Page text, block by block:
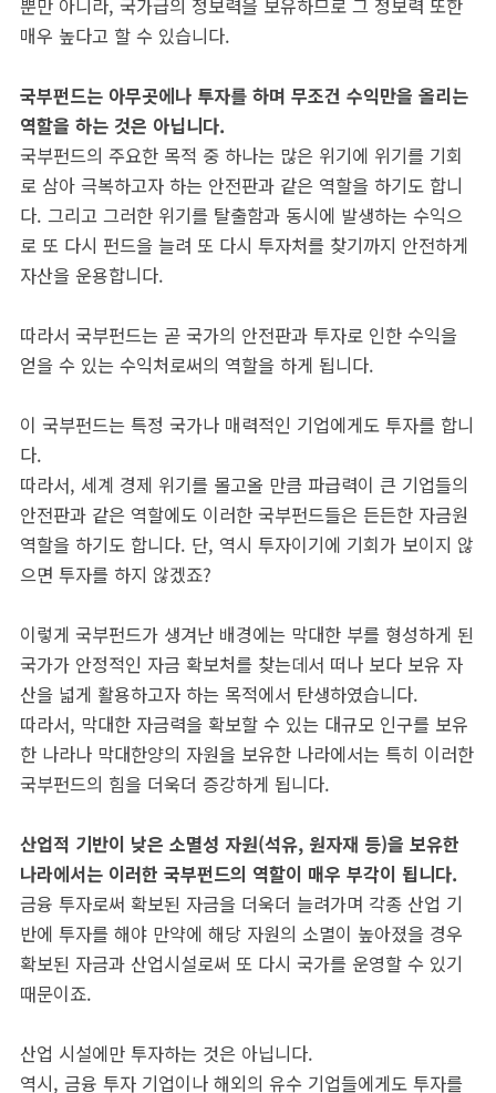
뿐만 아니라, 국가급의 정보력을 보유하므로 그 정보력 또한
매우 높다고 할 수 있습니다.
국부펀드는 아무곳에나 투자를 하며 무조건 수익만을 올리는
역할을 하는 것은 아닙니다.
국부펀드의 주요한 목적 중 하나는 많은 위기에 위기를 기회
로 삼아 극복하고자 하는 안전판과 같은 역할을 하기도 합니
다. 그리고 그러한 위기를 탈출함과 동시에 발생하는 수익으
로 또 다시 펀드을 늘려 또 다시 투자처를 찾기까지 안전하게
자산을 운용합니다.
따라서 국부펀드는 곧 국가의 안전판과 투자로 인한 수익을
얻을 수 있는 수익처로써의 역할을 하게 됩니다.
이 국부펀드는 특정 국가나 매력적인 기업에게도 투자를 합니
다.
따라서, 세계 경제 위기를 몰고올 만큼 파급력이 큰 기업들의
안전판과 같은 역할에도 이러한 국부펀드들은 든든한 자금원
역할을 하기도 합니다. 단, 역시 투자이기에 기회가 보이지 않
으면 투자를 하지 않겠죠?
이렇게 국부펀드가 생겨난 배경에는 막대한 부를 형성하게 된
국가가 안정적인 자금 확보처를 찾는데서 떠나 보다 보유 자
산을 넓게 활용하고자 하는 목적에서 탄생하였습니다.
따라서, 막대한 자금력을 확보할 수 있는 대규모 인구를 보유
한 나라나 막대한양의 자원을 보유한 나라에서는 특히 이러한
국부펀드의 힘을 더욱더 증강하게 됩니다.
산업적 기반이 낮은 소멸성 자원(석유, 원자재 등)을 보유한
나라에서는 이러한 국부펀드의 역할이 매우 부각이 됩니다.
금융 투자로써 확보된 자금을 더욱더 늘려가며 각종 산업 기
반에 투자를 해야 만약에 해당 자원의 소멸이 높아졌을 경우
확보된 자금과 산업시설로써 또 다시 국가를 운영할 수 있기
때문이죠.
산업 시설에만 투자하는 것은 아닙니다.
역시, 금융 투자 기업이나 해외의 유수 기업들에게도 투자를